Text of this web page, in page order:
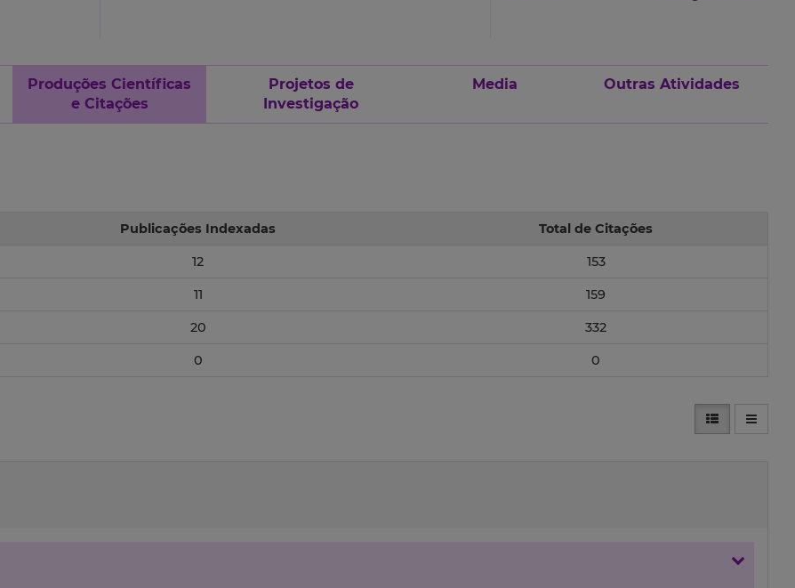
Produções Científicas
e Citações
Projetos de
Investigação
Media Outras Atividades
Publicações Indexadas Total de Citações
12 153
11 159
20 332
0 0